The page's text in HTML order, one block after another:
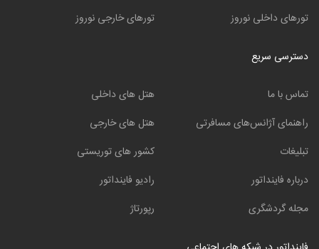
تورهای داخلی نوروز تورهای خارجی نوروز
دسترسی سریع
تماس با ما
راهنمای آژانس‌های مسافرتی
تبلیغات
درباره فاینداتور
مجله گردشگری
هتل های داخلی
هتل های خارجی
کشور های توریستی
رادیو فاینداتور
رپورتاژ